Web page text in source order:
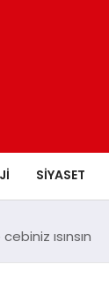
SIYASET
ısınsın